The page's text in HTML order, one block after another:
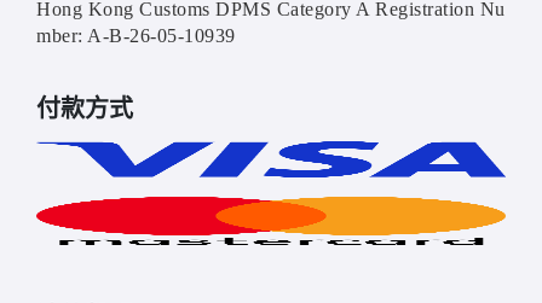
Hong Kong Customs DPMS Category A Registration Nu
mber: A-B-26-05-10939
付款方式